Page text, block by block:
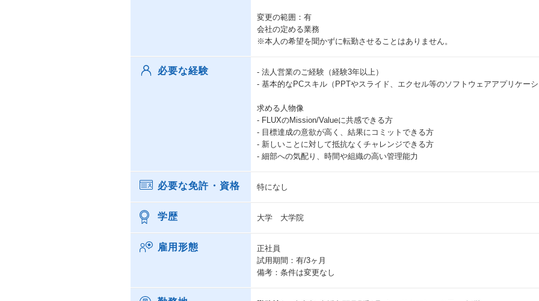
変更の範囲：有
会社の定める業務
※本人の希望を聞かずに転勤させることはありません。
必要な経験
- 法人営業のご経験（経験3年以上）
- 基本的なPCスキル（PPTやスライド、エクセル等のソフトウェアアプリケーシ
求める人物像
- FLUXのMission/Valueに共感できる方
- 目標達成の意欲が高く、結果にコミットできる方
- 新しいことに対して抵抗なくチャレンジできる方
- 細部への気配り、時間や組織の高い管理能力
必要な免許・資格 特になし
学歴 大学 大学院
雇用形態
正社員
試用期間：有/3ヶ月
備考：条件は変更なし